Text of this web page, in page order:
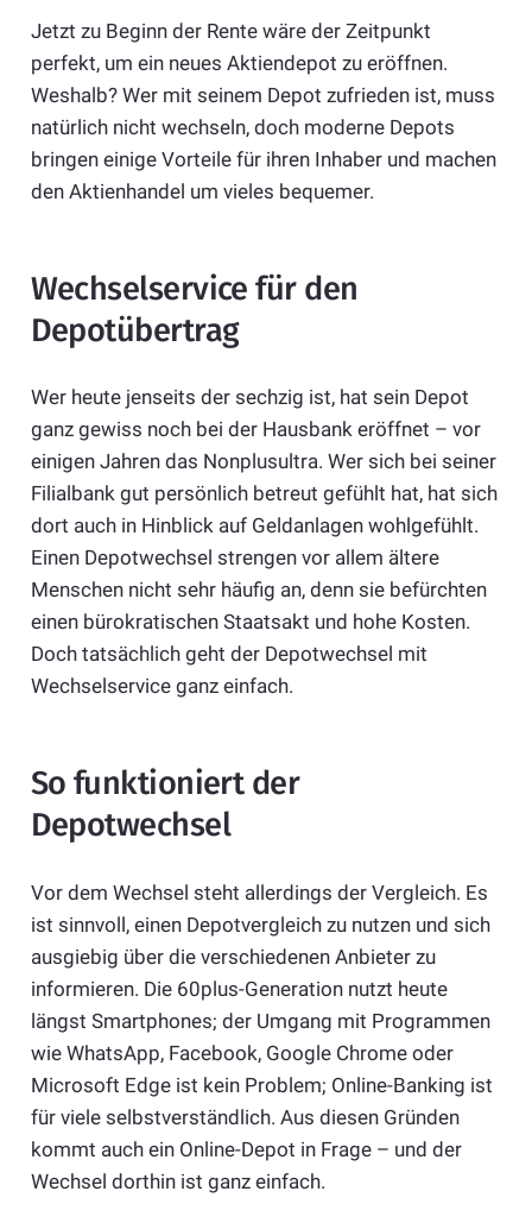
Jetzt zu Beginn der Rente wäre der Zeitpunkt
perfekt, um ein neues Aktiendepot zu eröffnen.
Weshalb? Wer mit seinem Depot zufrieden ist, muss
natürlich nicht wechseln, doch moderne Depots
bringen einige Vorteile für ihren Inhaber und machen
den Aktienhandel um vieles bequemer.
Wechselservice für den
Depotübertrag
Wer heute jenseits der sechzig ist, hat sein Depot
ganz gewiss noch bei der Hausbank eröffnet – vor
einigen Jahren das Nonplusultra. Wer sich bei seiner
Filialbank gut persönlich betreut gefühlt hat, hat sich
dort auch in Hinblick auf Geldanlagen wohlgefühlt.
Einen Depotwechsel strengen vor allem ältere
Menschen nicht sehr häufig an, denn sie befürchten
einen bürokratischen Staatsakt und hohe Kosten.
Doch tatsächlich geht der Depotwechsel mit
Wechselservice ganz einfach.
So funktioniert der
Depotwechsel
Vor dem Wechsel steht allerdings der Vergleich. Es
ist sinnvoll, einen Depotvergleich zu nutzen und sich
ausgiebig über die verschiedenen Anbieter zu
informieren. Die 60plus-Generation nutzt heute
längst Smartphones; der Umgang mit Programmen
wie WhatsApp, Facebook, Google Chrome oder
Microsoft Edge ist kein Problem; Online-Banking ist
für viele selbstverständlich. Aus diesen Gründen
kommt auch ein Online-Depot in Frage – und der
Wechsel dorthin ist ganz einfach.